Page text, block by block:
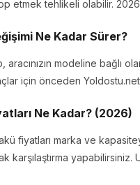
etmek tehlikeli olabilir. 2026
Ne Kadar Sürer?
modeline bağlı
için önceden
Ne Kadar? (2026)
akü fiyatları marka ve
karşılaştırma